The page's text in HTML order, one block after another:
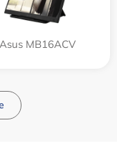
Asus MB16ACV